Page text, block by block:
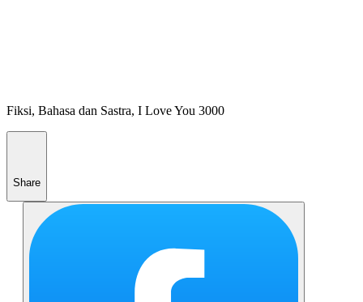
Fiksi, Bahasa dan Sastra, I Love You 3000
Share